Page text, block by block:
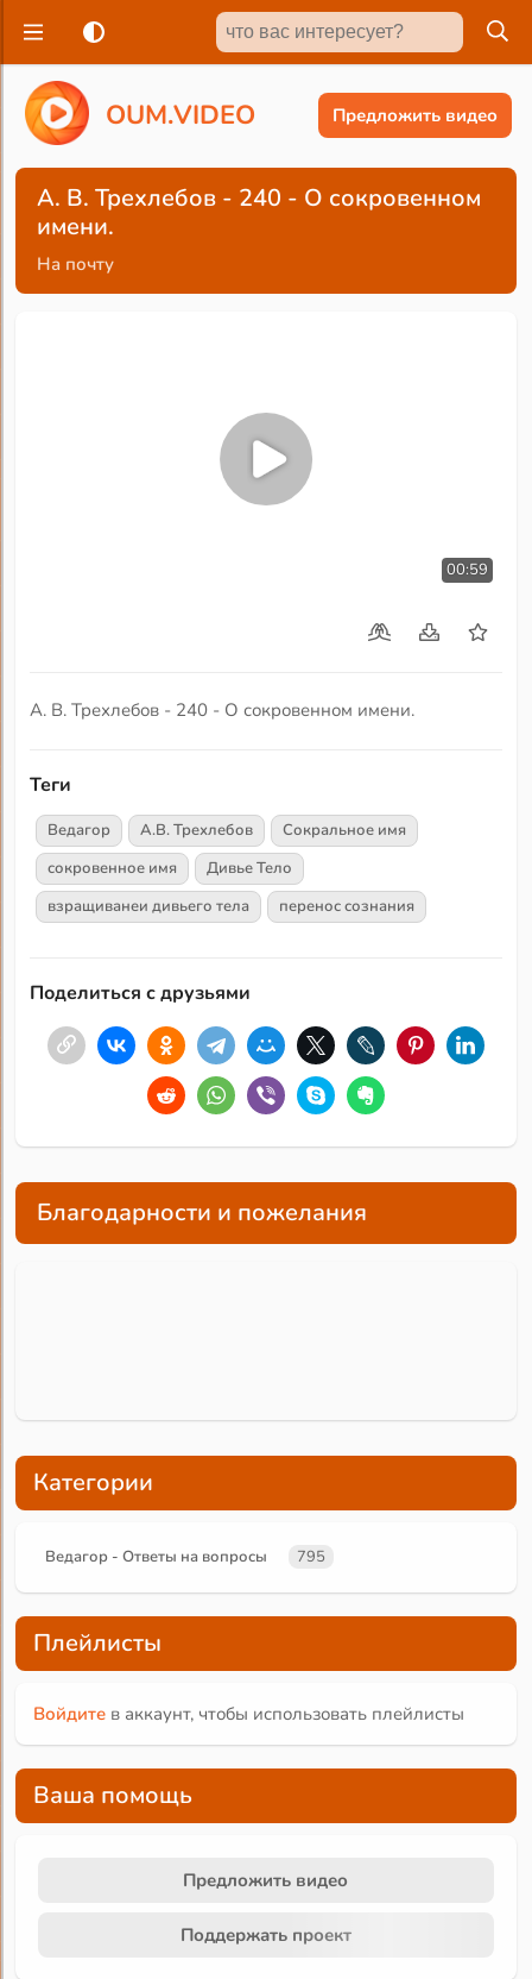
OUM.VIDEO Предложить видео
А. В. Трехлебов - 240 - О сокровенном
имени.
На почту
00:59
А. В. Трехлебов - 240 - О сокровенном имени.
Теги
Ведагор А.В. Трехлебов
Сокральное имя
сокровенное имя
Дивье Тело
взращиванеи дивьего тела
перенос сознания
Поделиться с друзьями
Благодарности и пожелания
Категории
Ведагор - Ответы на вопросы 795
Плейлисты
Войдите в аккаунт, чтобы использовать плейлисты
Ваша помощь
Предложить видео
Поддержать проект